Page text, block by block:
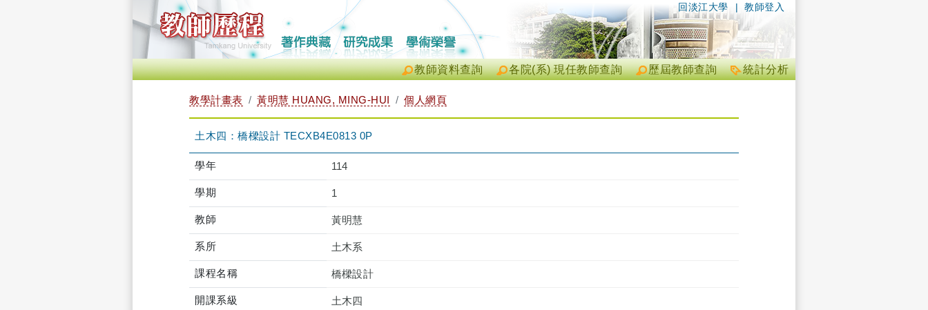
| 教師登入
回淡江大學
統計分析
歷屆教師查詢
各院(系) 現任教師查詢
教師資料查詢
教學計畫表 黃明慧 HUANG, MING-HUI 個人網頁
土木四：橋樑設計 TECXB4E0813 0P
學年 114
學期 1
教師 黃明慧
系所 土木系
課程名稱 橋樑設計
開課系級 土木四